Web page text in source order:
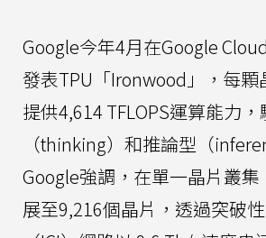
Google今年4月在Google
發表TPU「Ironwood」，每顆
提供4,614 TFLOPS運算能力
（thinking）和推論型（
Google強調，在單一晶片叢集
展至9,216個晶片，透過突破